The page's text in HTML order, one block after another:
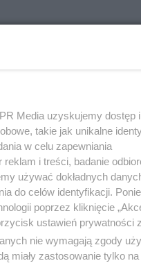
Media uzyskujemy dostęp i
takie jak unikalne
w celu zapewniania
i treści, badanie
używać dokładnych
do celów identyfikacji.
poprzez kliknięcie
ustawień prywatności
nie wymagają zgody
miały zastosowanie tylko na